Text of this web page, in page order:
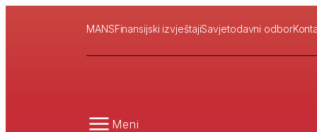
MANSFinansijski izvještajiSavjetodavni odbor
Meni